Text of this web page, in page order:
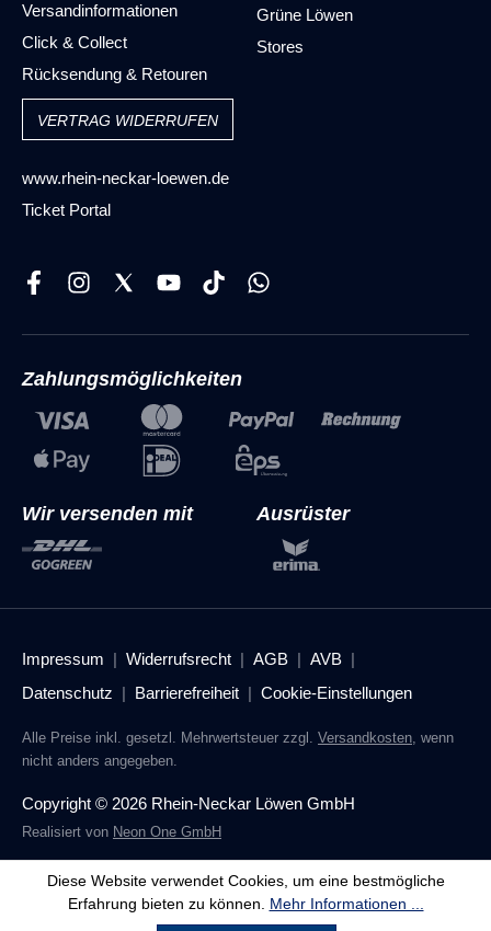
Versandinformationen
Click & Collect
Rücksendung & Retouren
Grüne Löwen
Stores
VERTRAG WIDERRUFEN
www.rhein-neckar-loewen.de
Ticket Portal
Zahlungsmöglichkeiten
Wir versenden mit Ausrüster
Copyright © 2026 Rhein-Neckar Löwen GmbH
Realisiert von Neon One GmbH
Impressum Widerrufsrecht AGB
AVB
Datenschutz
Barrierefreiheit Cookie-Einstellungen
Alle Preise inkl. gesetzl. Mehrwertsteuer zzgl. Versandkosten, wenn
nicht anders angegeben.
Diese Website verwendet Cookies, um eine bestmögliche
Erfahrung bieten zu können. Mehr Informationen ...